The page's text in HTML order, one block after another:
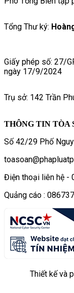
Tổng Thư ký:
Giấy phép số: 27/
ngày 17/9/2024
Trụ sở: 142 Trần
THÔNG TIN TÒA
Số 42/29 Phố
Điện thoại liên hệ -
Quảng cáo :
Thiết kế và